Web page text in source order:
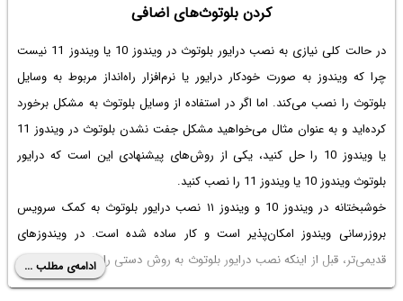
کردن بلوتوث‌های اضافی
در حالت کلی نیازی به نصب درایور بلوتوث در ویندوز 10
یا ویندوز 11 نیست
چرا که ویندوز به صورت خودکار درایور یا نرم‌افزار راه‌انداز مربوط به وسایل
بلوتوث را نصب می‌کند. اما اگر در استفاده از وسایل بلوتوث به مشکل برخورد
کرده‌اید و به عنوان مثال می‌خواهید مشکل جفت نشدن بلوتوث در ویندوز 11
یا ویندوز 10 را حل کنید، یکی از روش‌های پیشنهادی این است که
درایور
بلوتوث ویندوز 10
یا ویندوز 11 را نصب کنید.
خوشبختانه در ویندوز 10 و ویندوز ۱۱ نصب درایور بلوتوث به کمک سرویس
بروزرسانی ویندوز امکان‌پذیر است و کار ساده شده است. در ویندوزهای
قدیمی‌تر، قبل از اینکه نصب درایور بلوتوث به روش دستی را امتحان کنید، یک
ترفند ساده دیگری نیز برایرفع مشکل بلوتوث در ویندوز 7 و غیره وجود دارد. با
ادامه‌ی مطلب ...